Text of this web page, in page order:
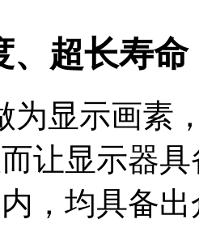
、超长寿命
显示画素
而让显示器
，均具备